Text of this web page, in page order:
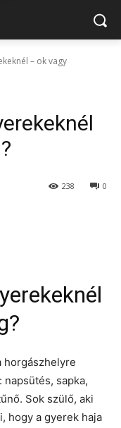
– ok vagy
0
238
horgászhelyre
sapka,
Sok szülő, aki
hogy a gyerek haja